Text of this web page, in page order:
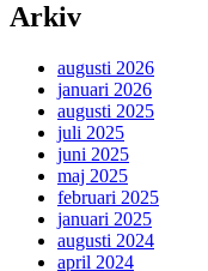
Arkiv
augusti 2026
januari 2026
augusti 2025
juli 2025
juni 2025
maj 2025
februari 2025
januari 2025
augusti 2024
april 2024